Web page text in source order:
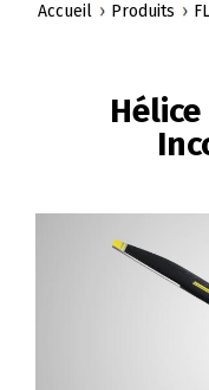
D'ARIANE
Accueil Produits